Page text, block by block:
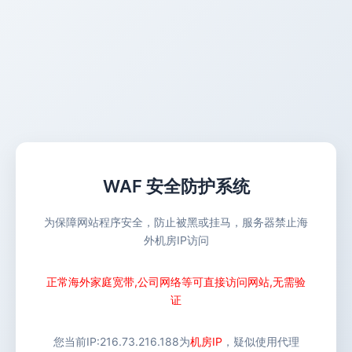
WAF 安全防护系统
为保障网站程序安全，防止被黑或挂马，服务器禁止海
外机房IP访问
正常海外家庭宽带,公司网络等可直接访问网站,无需验
证
您当前IP:216.73.216.188为机房IP ，疑似使用代理